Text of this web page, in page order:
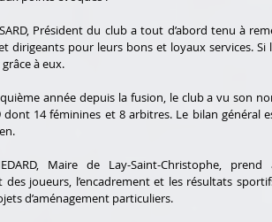
Président du club a tout d’abord tenu à
dirigeants pour leurs bons et loyaux services. Si
à eux.
année depuis la fusion, le club a vu son
dont 14 féminines et 8 arbitres. Le bilan général
Maire de Lay-Saint-Christophe,
des joueurs, l’encadrement et les résultats
d’aménagement particuliers.